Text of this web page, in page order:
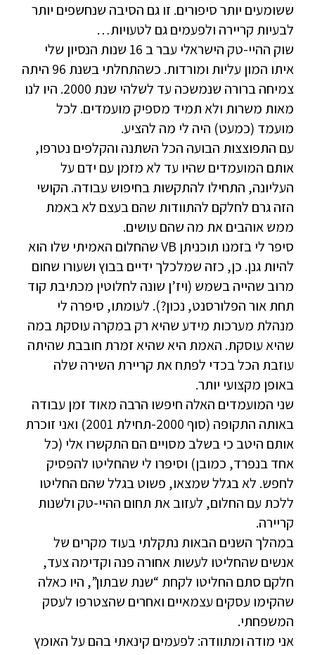
ששומעים יותר סיפורים. זו גם הסיבה שנחשפים יותר
לבעיות קריירה ולפעמים גם לטעויות…
שוק ההיי-טק הישראלי עבר ב 16 שנות הנסיון שלי
איתו המון עליות ומורדות. כשהתחלתי בשנת 96 היתה
צמיחה ברורה שנמשכה עד לשלהי שנת 2000. היו לנו
מאות משרות ולא תמיד מספיק מועמדים. לכל
מועמד (כמעט) היה לי מה להציע.
עם התפוצצות הבועה הכל השתנה והקלפים נטרפו,
אותם המועמדים שהיו עד לא מזמן עם ידם על
העליונה, התחילו להתקשות בחיפוש עבודה. הקושי
הזה גרם לחלקם להתוודות שהם בעצם לא באמת
ממש אוהבים את מה שהם עושים.
סיפר לי בזמנו תוכניתן VB שהחלום האמיתי שלו הוא
להיות גנן. כן, כזה שמלכלך ידיים בבוץ ושעורו שחום
מרוב שהייה בשמש (ויז’ן שונה לחלוטין מכתיבת קוד
תחת אור הפלורסנט, נכון?). לעומתו, סיפרה לי
מנהלת מערכות מידע שהיא רק במקרה עוסקת במה
שהיא עוסקת. האמת היא שהיא זמרת חובבת שהיתה
עוזבת הכל בכדי לפתח את קריירת השירה שלה
באופן מקצועי יותר.
שני המועמדים האלה חיפשו הרבה מאוד זמן עבודה
באותה התקופה (סוף 2000-תחילת 2001) ואני זוכרת
אותם היטב כי בשלב מסויים הם התקשרו אלי (כל
אחד בנפרד, כמובן) וסיפרו לי שהחליטו להפסיק
לחפש. לא בגלל שמצאו, פשוט בגלל שהם החליטו
ללכת עם החלום, לעזוב את תחום ההיי-טק ולשנות
קריירה.
במהלך השנים הבאות נתקלתי בעוד מקרים של
אנשים שהחליטו לעשות אחורה פנה וקדימה צעד,
חלקם סתם החליטו לקחת “שנת שבתון”, היו כאלה
שהקימו עסקים עצמאיים ואחרים שהצטרפו לעסק
המשפחתי.
אני מודה ומתוודה: לפעמים קינאתי בהם על האומץ